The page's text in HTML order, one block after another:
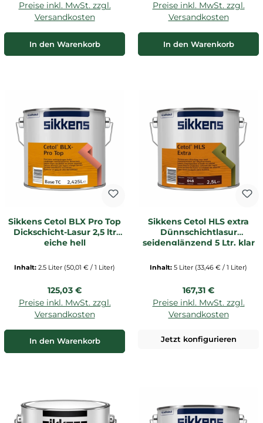
Preise inkl. MwSt. zzgl.
Versandkosten
In den Warenkorb
Preise inkl. MwSt. zzgl.
Versandkosten
In den Warenkorb
Sikkens Cetol BLX Pro Top
Dickschicht-Lasur 2,5 ltr
eiche hell
Inhalt: 2.5 Liter (50,01 € / 1 Liter)
Regulärer Preis:
125,03 €
Preise inkl. MwSt. zzgl.
Versandkosten
In den Warenkorb
Sikkens Cetol HLS extra
Dünnschichtlasur
seidenglänzend 5 Ltr. klar
Inhalt: 5 Liter (33,46 € / 1 Liter)
Regulärer Preis:
167,31 €
Preise inkl. MwSt. zzgl.
Versandkosten
Jetzt konfigurieren